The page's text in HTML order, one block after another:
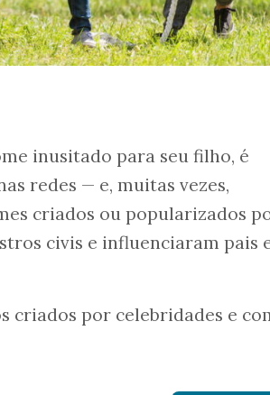
inusitado para seu filho, é
redes — e, muitas vezes,
criados ou popularizados
civis e influenciaram pais
criados por celebridades e